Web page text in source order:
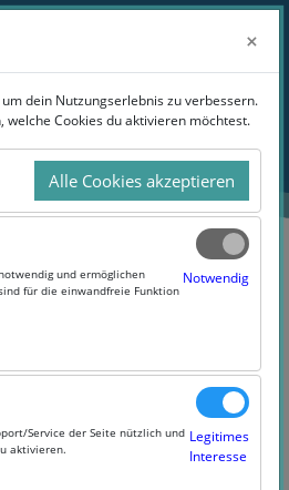
Anmelden
Kurse
×
dein Nutzungserlebnis zu verbessern.
welche Cookies du aktivieren möchtest.
Alle Cookies akzeptieren
und ermöglichen
für die einwandfreie Funktion
Notwendig
Service der Seite nützlich und
aktivieren.
Legitimes
Interesse
×
dein Nutzungserlebnis zu verbessern.
welche Cookies du aktivieren möchtest.
Alle Cookies akzeptieren
und ermöglichen
für die einwandfreie Funktion
Notwendig
Service der Seite nützlich und
aktivieren.
Legitimes
Interesse